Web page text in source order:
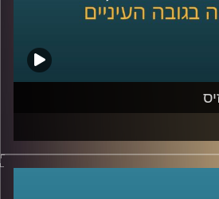
קשות כמו סרטן, אנחנו בדרך
ואולי גם כימותרפיה. אבל יש